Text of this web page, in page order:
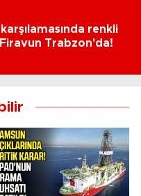
renkli
Trabzon'da!